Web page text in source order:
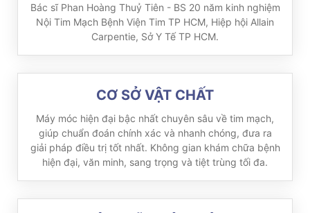
Bác sĩ Phan Hoàng Thuỷ Tiên - BS 20 năm kinh nghiệm
Nội Tim Mạch Bệnh Viện Tim TP HCM, Hiệp hội Allain
Carpentie, Sở Y Tế TP HCM.
CƠ SỞ VẬT CHẤT
Máy móc hiện đại bậc nhất chuyên sâu về tim mạch,
giúp chuẩn đoán chính xác và nhanh chóng, đưa ra
giải pháp điều trị tốt nhất. Không gian khám chữa bệnh
hiện đại, văn minh, sang trọng và tiệt trùng tối đa.